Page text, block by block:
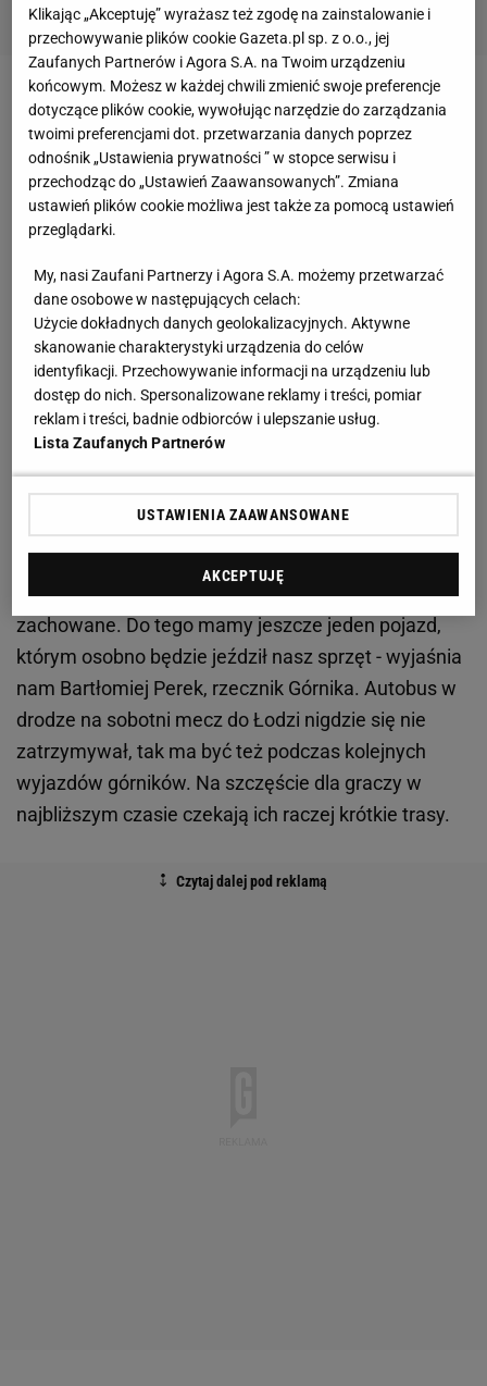
Zobacz wideoCezary Kucharski: Będzie większa
presja na bezgotówkowe transfery
Podróż na trzy busy i klubowi kucharze
bezpieczeństwa dotyczące transportu, jako jedyny
klub Ekstraklasy zdecydowała się na dwupiętrowy
autokar. Zawodnicy pojechali nim na mecz Pucharu
Polski i do Poznania na spotkanie zLechem.
Wszystko po to, by siedząc w zamkniętym
pomieszczeniu zachować sugerowane odległości.
Górnik Zabrze sprawę rozwiązał inaczej.
- Mamy duży autokar tylko dla piłkarzy. Sztab
busem, więc odległości między pasażerami będą
zachowane. Do tego mamy jeszcze jeden pojazd,
którym osobno będzie jeździł nasz sprzęt - wyjaśnia
nam Bartłomiej Perek, rzecznik Górnika. Autobus w
drodze na sobotni mecz do Łodzi nigdzie się nie
zatrzymywał, tak ma być też podczas kolejnych
wyjazdów górników. Na szczęście dla graczy w
najbliższym czasie czekają ich raczej krótkie trasy.
Klikając „Akceptuję” wyrażasz też zgodę na zainstalowanie i
przechowywanie plików cookie Gazeta.pl sp. z o.o., jej
Zaufanych Partnerów i Agora S.A. na Twoim urządzeniu
końcowym. Możesz w każdej chwili zmienić swoje preferencje
dotyczące plików cookie, wywołując narzędzie do zarządzania
twoimi preferencjami dot. przetwarzania danych poprzez
odnośnik „Ustawienia prywatności ” w stopce serwisu i
przechodząc do „Ustawień Zaawansowanych”. Zmiana
ustawień plików cookie możliwa jest także za pomocą ustawień
przeglądarki.
My, nasi Zaufani Partnerzy i Agora S.A. możemy przetwarzać
dane osobowe w następujących celach:
Użycie dokładnych danych geolokalizacyjnych. Aktywne
skanowanie charakterystyki urządzenia do celów
identyfikacji. Przechowywanie informacji na urządzeniu lub
dostęp do nich. Spersonalizowane reklamy i treści, pomiar
reklam i treści, badnie odbiorców i ulepszanie usług.
Lista Zaufanych Partnerów
USTAWIENIA ZAAWANSOWANE
AKCEPTUJĘ